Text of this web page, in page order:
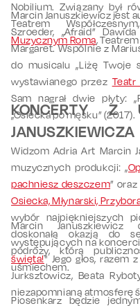
Nobilium. Związany był
Teatrem
Muzycznym Roma,
Marcin Januszkiewicz jest
Szroeder, „Afraid”
Margaret. Wspólnie z
do musicalu „Liżę Twoje
wystawianego przez Teatr
Sam nagrał dwie płyty:
„Osiecka po męsku” (2017).
KONCERTY Z
JANUSZKIEWICZA
Widzom Adria Art Marcin
muzycznych produkcji: „
pachniesz deszczem”
Osiecka, Młynarski,
wybór najpiękniejszych
doskonałą okazją do
podróży, którą
uśmiechem.
Marcin Januszkiewicz
występujących na
święta!" Jego głos, razem
Jurksztowicz, Beata
niezapomnianą atmosferę
Piosenkarz będzie